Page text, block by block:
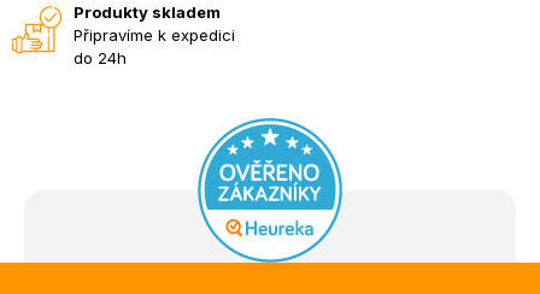
Produkty skladem
Připravíme k expedici
do 24h